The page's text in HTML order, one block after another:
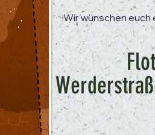
Wir wünschen